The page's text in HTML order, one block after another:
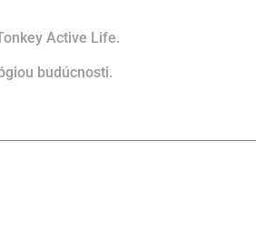
Active Life.
budúcnosti.